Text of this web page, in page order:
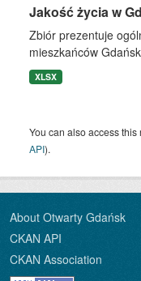
Jakość życia w
Zbiór prezentuje
mieszkańców
XLSX
You can also access
API).
About Otwarty Gdańsk
CKAN API
CKAN Association